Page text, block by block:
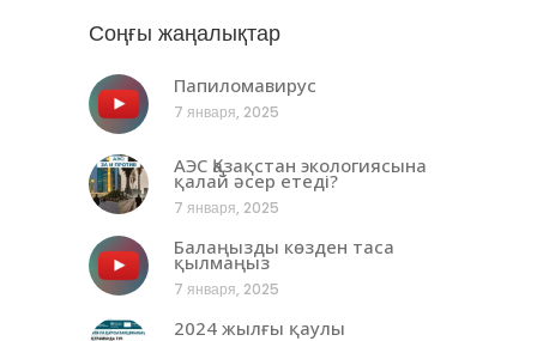
Соңғы жаңалықтар
Папиломавирус
7 января, 2025
АЭС Қазақстан экологиясына
қалай әсер етеді?
7 января, 2025
Балаңызды көзден таса
қылмаңыз
7 января, 2025
2024 жылғы қаулы